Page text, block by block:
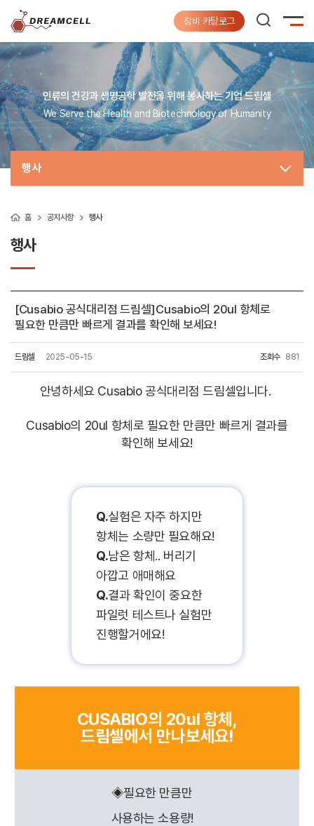
장비 카탈로그
인류의 건강과 생명공학 발전을 위해 봉사하는 기업 드림셀
We Serve the Health and Biotechnology of Humanity
행사
홈 공지사항 행사
행사
[Cusabio 공식대리점 드림셀]Cusabio의 20ul 항체로
필요한 만큼만 빠르게 결과를 확인해 보세요!
드림셀 2025-05-15 조회수 881
안녕하세요 Cusabio 공식대리점 드림셀입니다.
Cusabio의 20ul 항체로 필요한 만큼만 빠르게 결과를
확인해 보세요!
Q.실험은 자주 하지만
항체는 소량만 필요해요!
Q.남은 항체.. 버리기
아깝고 애매해요
Q.결과 확인이 중요한
파일럿 테스트나 실험만
진행할거에요!
CUSABIO의 20ul 항체,
드림셀에서 만나보세요!
◈필요한 만큼만
사용하는 소용량!